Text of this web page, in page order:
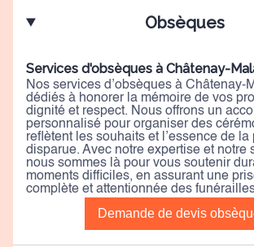
Obsèques
Services d'obsèques à Châtenay-
Nos services d’obsèques à Châtenay-
dédiés à honorer la mémoire de vos
dignité et respect. Nous offrons un
personnalisé pour organiser des
reflètent les souhaits et l’essence de la
disparue. Avec notre expertise et notre
nous sommes là pour vous soutenir
moments difficiles, en assurant une
complète et attentionnée des
Demande de devis